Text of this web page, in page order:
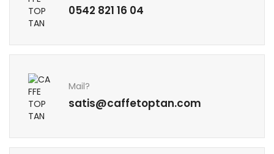
0542 821 16 04
Mail?
satis@caffetoptan.com